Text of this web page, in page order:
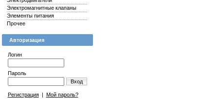
Электромагнитные клапаны
Элементы питания
Прочее
Авторизация
Логин
Пароль
Вход
Регистрация| Мой пароль?